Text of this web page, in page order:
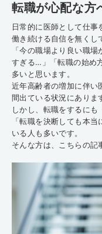
転職が心配な方
日常的に医師として仕
働き続ける自信を無くし
「今の職場より良い職
すぎる…」「転職の始め
多いと思います。
近年高齢者の増加に伴い
間出ている状況にありま
しかし、転職をするにも
「転職を決断しても本
いる人も多いです。
そんな方は、こちらの記